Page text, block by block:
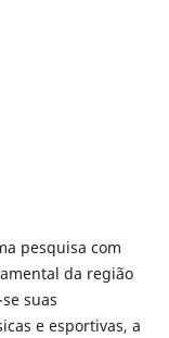
pesquisa com
da região
suas
e esportivas, a